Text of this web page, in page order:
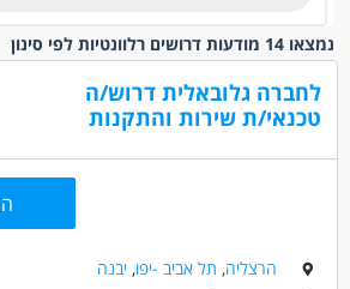
נמצאו 14 מודעות דרושים רלוונטיות לפי סינון
לחברה גלובאלית דרוש/ה
טכנאי/ת שירות והתקנות
הרצליה, תל אביב -יפו,יבנה